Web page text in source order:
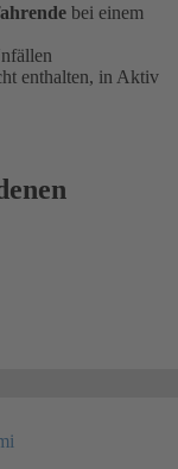
bei einem
enthalten, in Aktiv